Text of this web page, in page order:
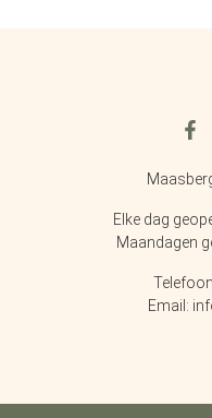
Elke dag
Maandagen
Email: